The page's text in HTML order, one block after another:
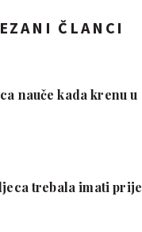
ČLANCI
nauče kada krenu u
trebala imati prije